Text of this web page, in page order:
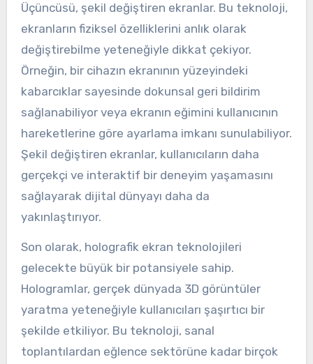
Üçüncüsü, şekil değiştiren ekranlar. Bu teknoloji,
ekranların fiziksel özelliklerini anlık olarak
değiştirebilme yeteneğiyle dikkat çekiyor.
Örneğin, bir cihazın ekranının yüzeyindeki
kabarcıklar sayesinde dokunsal geri bildirim
sağlanabiliyor veya ekranın eğimini kullanıcının
hareketlerine göre ayarlama imkanı sunulabiliyor.
Şekil değiştiren ekranlar, kullanıcıların daha
gerçekçi ve interaktif bir deneyim yaşamasını
sağlayarak dijital dünyayı daha da
yakınlaştırıyor.
Son olarak, holografik ekran teknolojileri
gelecekte büyük bir potansiyele sahip.
Hologramlar, gerçek dünyada 3D görüntüler
yaratma yeteneğiyle kullanıcıları şaşırtıcı bir
şekilde etkiliyor. Bu teknoloji, sanal
toplantılardan eğlence sektörüne kadar birçok